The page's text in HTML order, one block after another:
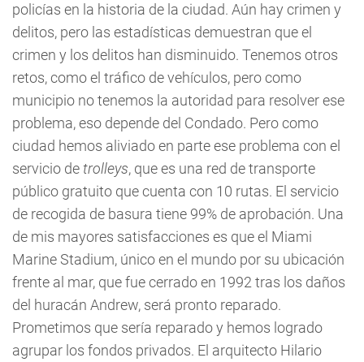
policías en la historia de la ciudad. Aún hay crimen y
delitos, pero las estadísticas demuestran que el
crimen y los delitos han disminuido. Tenemos otros
retos, como el tráfico de vehículos, pero como
municipio no tenemos la autoridad para resolver ese
problema, eso depende del Condado. Pero como
ciudad hemos aliviado en parte ese problema con el
servicio detrolleys, que es una red de transporte
público gratuito que cuenta con 10 rutas. El servicio
de recogida de basura tiene 99% de aprobación. Una
de mis mayores satisfacciones es que el Miami
Marine Stadium, único en el mundo por su ubicación
frente al mar, que fue cerrado en 1992 tras los daños
del huracán Andrew, será pronto reparado.
Prometimos que sería reparado y hemos logrado
agrupar los fondos privados. El arquitecto Hilario